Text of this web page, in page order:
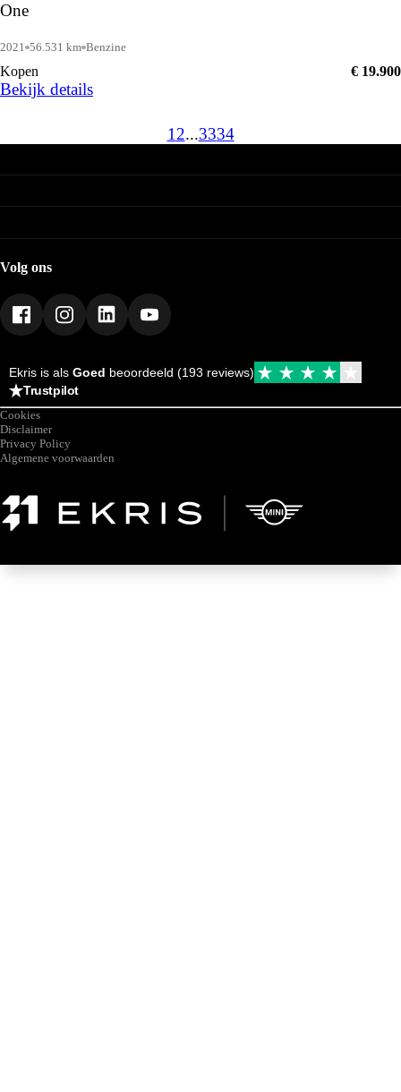
One
2021 56.531 km Benzine
Kopen € 19.900
Bekijk details
12...3334
Werkplaats
Webshop
Duurzaamheid
Volg ons
Ekris is als Goed beoordeeld (193 reviews)
Trustpilot
Cookies
Disclaimer
Privacy Policy
Algemene voorwaarden